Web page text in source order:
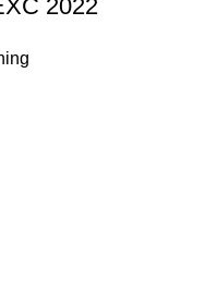
2022